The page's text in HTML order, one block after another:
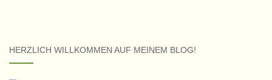
HERZLICH WILLKOMMEN AUF MEINEM BLOG!